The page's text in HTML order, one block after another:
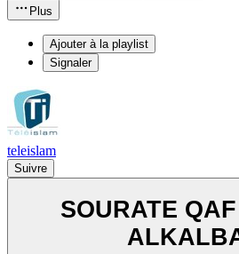
Plus
Ajouter à la playlist
Signaler
teleislam
Suivre
SOURATE